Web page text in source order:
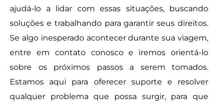
ajudá-lo a lidar com essas situações, buscando
soluções e trabalhando para garantir seus direitos.
Se algo inesperado acontecer durante sua viagem,
entre em contato conosco e iremos orientá-lo
sobre os próximos passos a serem tomados.
Estamos aqui para oferecer suporte e resolver
qualquer problema que possa surgir, para que